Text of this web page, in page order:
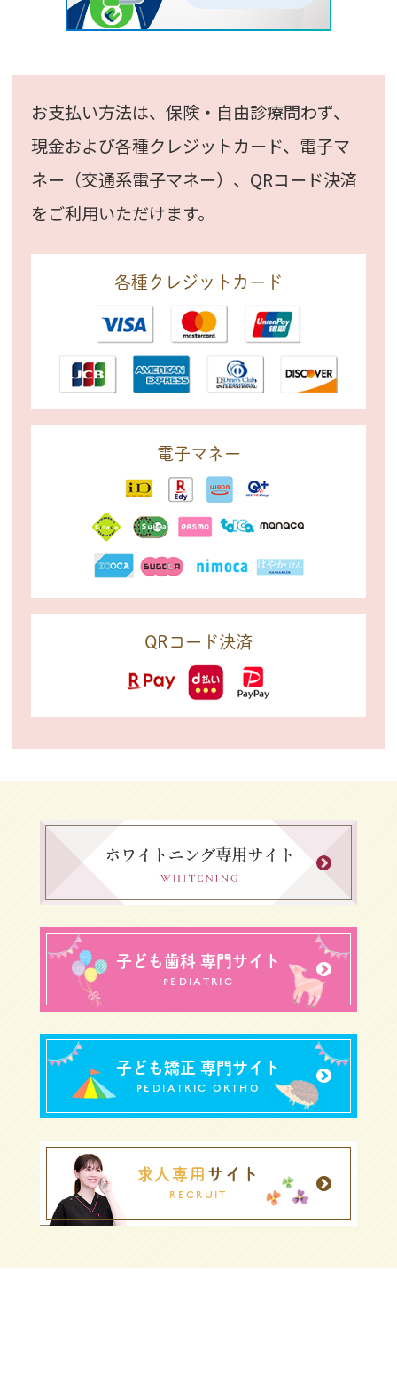
お支払い方法は、保険・自由診療問わず、
現金および各種クレジットカード、 電子マ
ネー（交通系電子マネー）、 QRコード決済
をご利用いただけます。
各種クレジットカード
電子マネー
QRコード決済
子ども歯科 専門サイト
PEDIATRIC
子ども矯正 専門サイト
PEDIATRIC ORTHO
求人専用 サイト
RECRUIT